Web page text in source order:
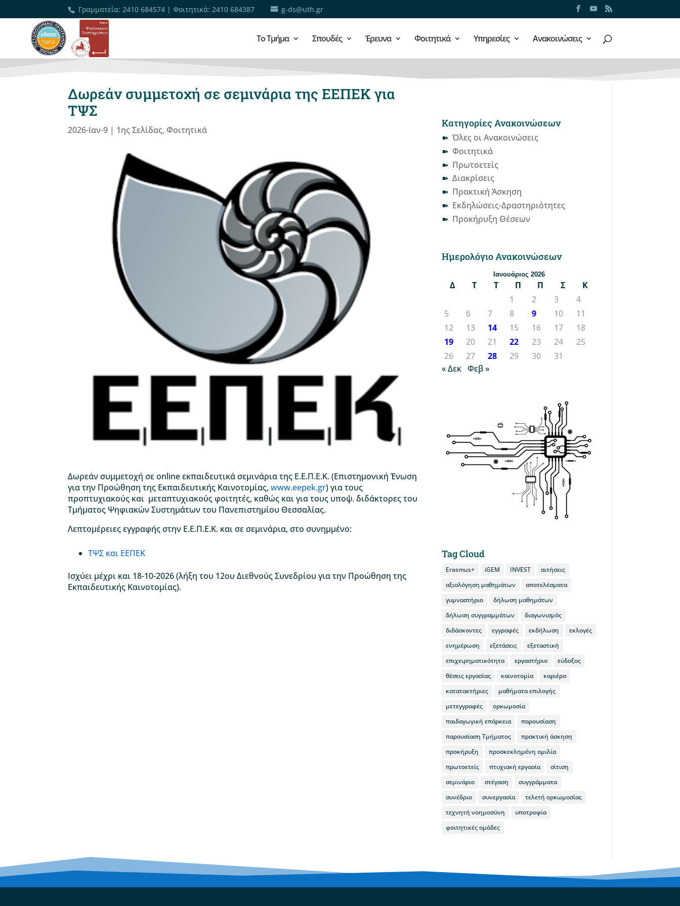
Γραμματεία: 2410 684574 |Φοιτητικά: 2410 684387 g-ds@uth.gr
Το Τμήμα Σπουδές Έρευνα Φοιτητικά Υπηρεσίες Ανακοινώσεις
Δωρεάν συμμετοχή σε σεμινάρια της ΕΕΠΕΚ για
ΤΨΣ
2026-Ιαν-9 | 1ης Σελίδας,Φοιτητικά
Δωρεάν συμμετοχή σε online εκπαιδευτικά σεμινάρια της Ε.Ε.Π.Ε.Κ. (Επιστημονική Ένωση
για την Προώθηση της Εκπαιδευτικής Καινοτομίας,www.eepek.gr) για τους
προπτυχιακούς και μεταπτυχιακούς φοιτητές, καθώς και για τους υποψ. διδάκτορες του
Τμήματος Ψηφιακών Συστημάτων του Πανεπιστημίου Θεσσαλίας.
Λεπτομέρειες εγγραφής στην Ε.Ε.Π.Ε.Κ. και σε σεμινάρια, στο συνημμένο:
ΤΨΣ και ΕΕΠΕΚ
Ισχύει μέχρι και 18-10-2026 (λήξη του 12ου Διεθνούς Συνεδρίου για την Προώθηση της
Εκπαιδευτικής Καινοτομίας).
Κατηγορίες Ανακοινώσεων
Όλες οι Ανακοινώσεις
Φοιτητικά
Πρωτοετείς
Διακρίσεις
Πρακτική Άσκηση
Εκδηλώσεις-Δραστηριότητες
Προκήρυξη Θέσεων
Ημερολόγιο Ανακοινώσεων
Ιανουάριος 2026
Δ Τ Τ Π Π Σ
Κ
1
2 3
4
5
6 7 8 9 10
11
12
13 14 15 16 17
18
19
20 21 22 23 24
25
26
27 28 29 30
31
« Δεκ Φεβ »
Tag Cloud
Erasmus+ iGEM INVEST
αιτήσεις
αξιολόγηση μαθημάτων
αποτελέσματα
γυμναστήριο
δήλωση μαθημάτων
δήλωση συγγραμμάτων
διαγωνισμός
διδάσκοντες
εγγραφές εκδήλωση
εκλογές
ενημέρωση
εξετάσεις
εξεταστική
επιχειρηματικότητα
εργαστήριο
εύδοξος
θέσεις εργασίας
καινοτομία
καριέρα
κατατακτήριες
μαθήματα επιλογής
μετεγγραφές
ορκωμοσία
παιδαγωγική επάρκεια
παρουσίαση
παρουσίαση Τμήματος
πρακτική άσκηση
προκήρυξη
προσκεκλημένη ομιλία
πρωτοετείς
πτυχιακή εργασία
σίτιση
σεμινάριο
στέγαση
συγγράμματα
συνέδριο
συνεργασία
τελετή ορκωμοσίας
τεχνητή νοημοσύνη
υποτροφία
φοιτητικές ομάδες